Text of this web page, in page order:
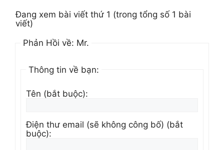
Đang xem bài viết thứ 1 (trong tổng số 1 bài
viết)
Phản Hồi về: Mr.
Thông tin về bạn:
Tên (bắt buộc):
Điện thư email (sẽ không công bố) (bắt
buộc):